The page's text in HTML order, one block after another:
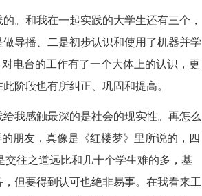
。和我在一起实践的大学生还有三个，
导播、二是初步认识和使用了机器并学
电台的工作有了一个大体上的认识，更
阶段也有所纠正、巩固和提高。
我感触最深的是社会的现实性。再怎么
朋友，真像是《红楼梦》里所说的，四
往之道远比和几十个学生难的多，基
但要得到认可也绝非易事。在我看来工